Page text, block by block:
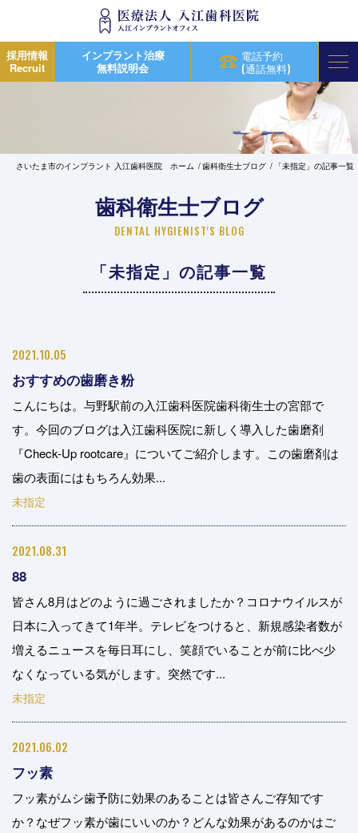
採用情報
Recruit
インプラント治療
無料説明会
電話予約
(通話無料)
さいたま市のインプラント 入江歯科医院 ホーム 歯科衛生士ブログ 「未指定」の記事一覧
歯科衛生士ブログ
DENTAL HYGIENIST'S BLOG
「未指定」の記事一覧
2021.10.05
おすすめの歯磨き粉
こんにちは。与野駅前の入江歯科医院歯科衛生士の宮部で
す。今回のブログは入江歯科医院に新しく導入した歯磨剤
『Check-Up rootcare』についてご紹介します。この歯磨剤は
歯の表面にはもちろん効果...
未指定
2021.08.31
88
皆さん8月はどのように過ごされましたか？コロナウイルスが
日本に入ってきて1年半。テレビをつけると、新規感染者数が
増えるニュースを毎日耳にし、笑顔でいることが前に比べ少
なくなっている気がします。突然です...
未指定
2021.06.02
フッ素
フッ素がムシ歯予防に効果のあることは皆さんご存知です
か？なぜフッ素が歯にいいのか？どんな効果があるのかはご